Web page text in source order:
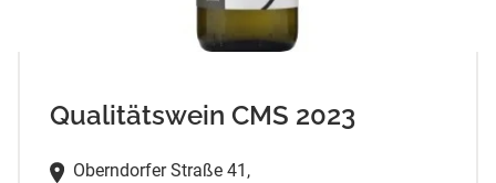
Qualitätswein CMS 2023
Oberndorfer Straße 41,